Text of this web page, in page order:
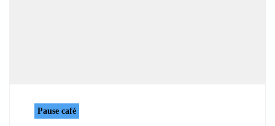
Pause café